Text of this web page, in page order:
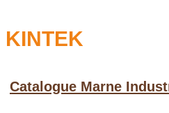
KINTEK
Catalogue Marne